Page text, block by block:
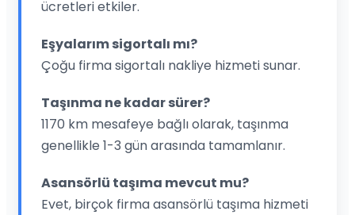
ücretleri etkiler.
Eşyalarım sigortalı mı?
Çoğu firma sigortalı nakliye hizmeti sunar.
Taşınma ne kadar sürer?
1170 km mesafeye bağlı olarak, taşınma
genellikle 1-3 gün arasında tamamlanır.
Asansörlü taşıma mevcut mu?
Evet, birçok firma asansörlü taşıma hizmeti